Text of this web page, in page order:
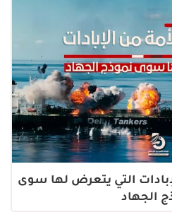
التي يتعرض لها سوى
الجهاد